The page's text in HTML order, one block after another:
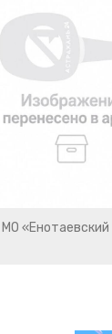
«Енотаевский